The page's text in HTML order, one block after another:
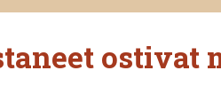
ostivat